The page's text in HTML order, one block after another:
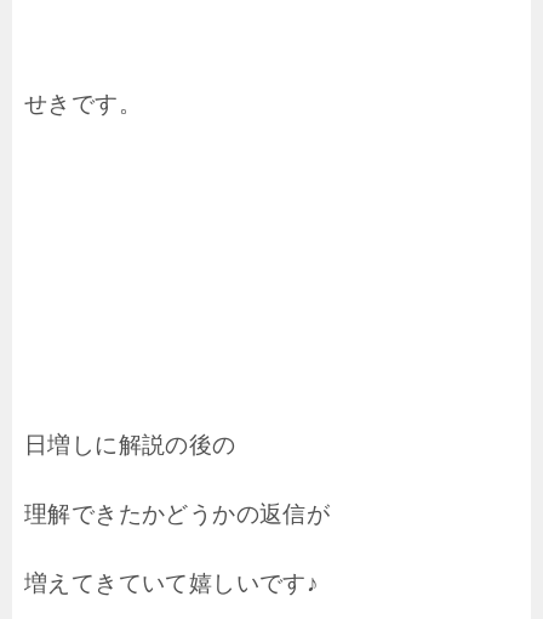
せきです。
日増しに解説の後の
理解できたかどうかの返信が
増えてきていて嬉しいです♪